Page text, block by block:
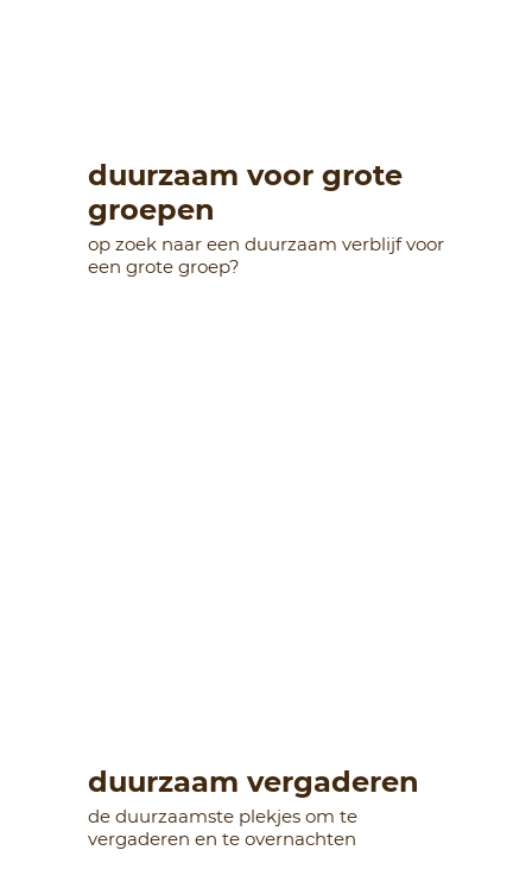
duurzaam voor grote
groepen
op zoek naar een duurzaam verblijf voor
een grote groep?
duurzaam vergaderen
de duurzaamste plekjes om te
vergaderen en te overnachten